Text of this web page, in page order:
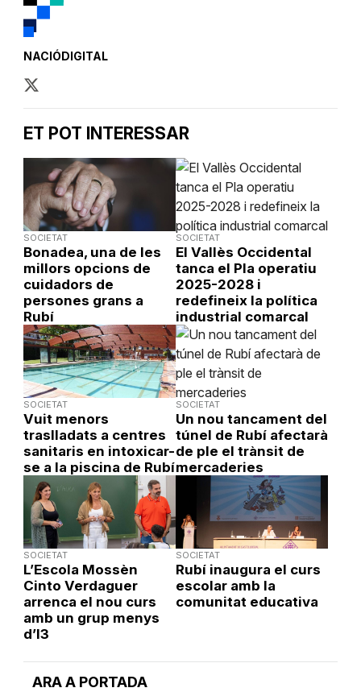
ARA A PORTADA
NACIÓDIGITAL
ET POT INTERESSAR
SOCIETAT
Bonadea, una de les
millors opcions de
cuidadors de
persones grans a
Rubí
SOCIETAT
El Vallès Occidental
tanca el Pla operatiu
2025-2028 i
redefineix la política
industrial comarcal
SOCIETAT
Vuit menors
traslladats a centres
sanitaris en intoxicar-
se a la piscina de Rubí
SOCIETAT
Un nou tancament del
túnel de Rubí afectarà
de ple el trànsit de
mercaderies
SOCIETAT
L’Escola Mossèn
Cinto Verdaguer
arrenca el nou curs
amb un grup menys
d’I3
SOCIETAT
Rubí inaugura el curs
escolar amb la
comunitat educativa